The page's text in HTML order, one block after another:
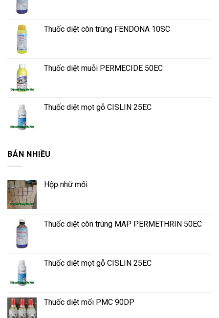
Thuốc diệt côn trùng FENDONA 10SC
Thuốc diệt muỗi PERMECIDE 50EC
Thuốc diệt mọt gỗ CISLIN 25EC
BÁN NHIỀU
Hộp nhữ mối
Thuốc diệt côn trùng MAP PERMETHRIN 50EC
Thuốc diệt mọt gỗ CISLIN 25EC
Thuốc diệt mối PMC 90DP